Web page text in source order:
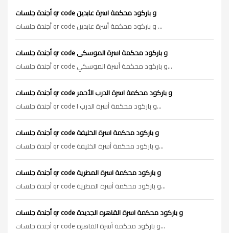
أجندة جلسات qr code و باركود محكمة اسرة عابدين
أجندة جلسات qr code و باركود محكمة أسرة عابدين ...
أجندة جلسات qr code و باركود محكمة اسرة الموسكى
أجندة جلسات qr code و باركود محكمة أسرة الموسكي...
أجندة جلسات qr code و باركود محكمة اسرة الدرب الأحمر
أجندة جلسات qr code و باركود محكمة أسرة الدرب ا...
أجندة جلسات qr code و باركود محكمة اسرة الخليفة
أجندة جلسات qr code و باركود محكمة أسرة الخليفة...
أجندة جلسات qr code و باركود محكمة اسرة المطرية
أجندة جلسات qr code و باركود محكمة أسرة المطرية...
أجندة جلسات qr code و باركود محكمة اسرة القاهره الجديدة
أجندة جلسات qr code و باركود محكمة أسرة القاهره...